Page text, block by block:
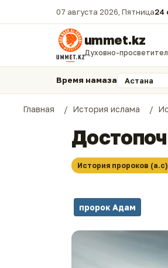
07 августа 2026, Пятница24
ummet.kz
Духовно-
Время намаза
Главная История ислама
История пророков (а.с)
пророк Адам